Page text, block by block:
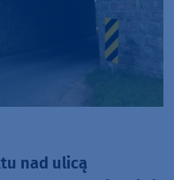
nad ulicą